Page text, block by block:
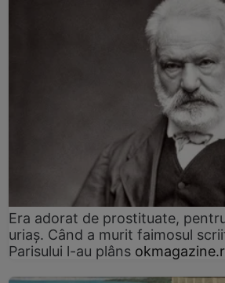
Era adorat de prostituate,
uriaș. Când a murit faimosul
Parisului l-au plâns